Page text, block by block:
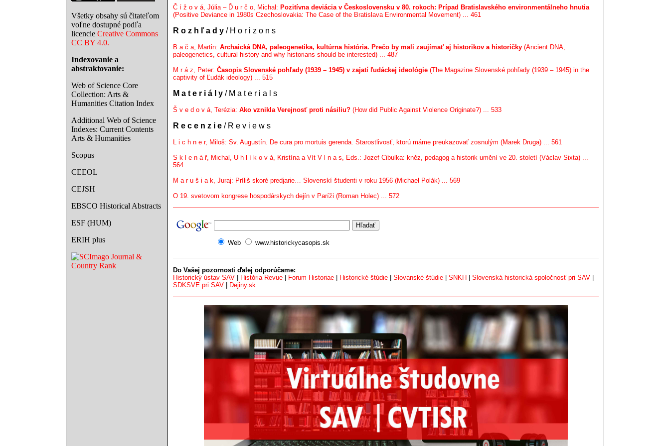
Všetky obsahy sú čitateľom
voľne dostupné podľa
licencie Creative Commons
CC BY 4.0.
Indexovanie a
abstraktovanie:
Web of Science Core
Collection: Arts &
Humanities Citation Index
Additional Web of Science
Indexes: Current Contents
Arts & Humanities
Scopus
CEEOL
CEJSH
EBSCO Historical Abstracts
ESF (HUM)
ERIH plus
Č í ž o v á, Júlia – Ď u r č o, Michal: Pozitívna deviácia v Československu v 80. rokoch: Prípad Bratislavského environmentálneho hnutia
(Positive Deviance in 1980s Czechoslovakia: The Case of the Bratislava Environmental Movement) ... 461
R o z h ľ a d y / H o r i z o n s
B a č a, Martin: Archaická DNA, paleogenetika, kultúrna história. Prečo by mali zaujímať aj historikov a historičky (Ancient DNA,
paleogenetics, cultural history and why historians should be interested) ... 487
M r á z, Peter: Časopis Slovenské pohľady (1939 – 1945) v zajatí ľudáckej ideológie (The Magazine Slovenské pohľady (1939 – 1945) in the
captivity of Ľudák ideology) ... 515
M a t e r i á l y / M a t e r i a l s
Š v e d o v á, Terézia: Ako vznikla Verejnosť proti násiliu? (How did Public Against Violence Originate?) ... 533
R e c e n z i e / R e v i e w s
L i c h n e r, Miloš: Sv. Augustín. De cura pro mortuis gerenda. Starostlivosť, ktorú máme preukazovať zosnulým (Marek Druga) ... 561
S k l e n á ř, Michal, U h l í k o v á, Kristína a Vít V l n a s, Eds.: Jozef Cibulka: kněz, pedagog a historik umění ve 20. století (Václav Sixta) ...
564
M a r u š i a k, Juraj: Príliš skoré predjarie… Slovenskí študenti v roku 1956 (Michael Polák) ... 569
O 19. svetovom kongrese hospodárskych dejín v Paríži (Roman Holec) ... 572
Web www.historickycasopis.sk
Do Vašej pozornosti ďalej odporúčame:
Historický ústav SAV
História Revue Forum Historiae Historické štúdie Slovanské štúdie SNKH Slovenská historická spoločnosť pri SAV
SDKSVE pri SAV
Dejiny.sk